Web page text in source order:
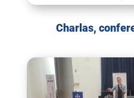
Charlas,